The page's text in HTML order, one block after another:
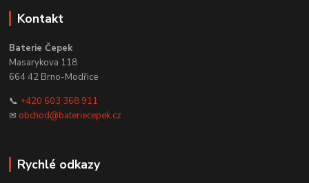
Kontakt
Baterie Čepek
Masarykova 118
664 42 Brno-Modřice
📞 +420 603 368 911
✉ obchod@bateriecepek.cz
Rychlé odkazy